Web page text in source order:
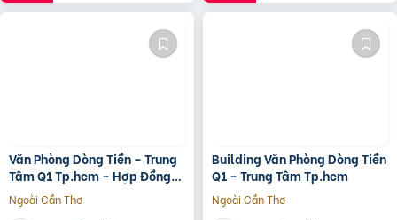
Văn Phòng Dòng Tiền – Trung
Tâm Q1 Tp.hcm – Hợp Đồng
Thuê 250 Triệu/Tháng – 115
Tỷ
Ngoài Cần Thơ
Building Văn Phòng Dòng Tiền
Q1 – Trung Tâm Tp.hcm
Ngoài Cần Thơ